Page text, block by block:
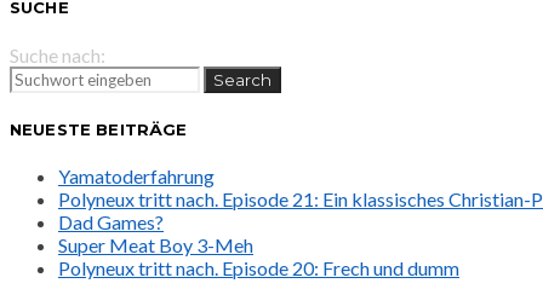
SUCHE
Suche nach:
Search
NEUESTE BEITRÄGE
Yamatoderfahrung
Polyneux tritt nach. Episode 21: Ein klassisches Christian-
Dad Games?
Super Meat Boy 3-Meh
Polyneux tritt nach. Episode 20: Frech und dumm